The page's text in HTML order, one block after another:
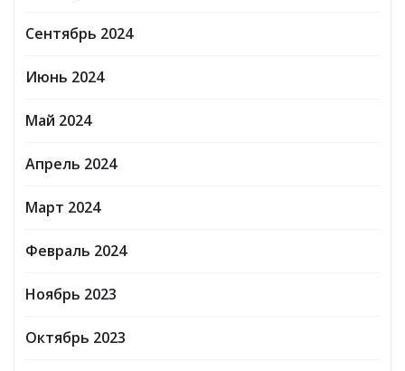
Сентябрь 2024
Июнь 2024
Май 2024
Апрель 2024
Март 2024
Февраль 2024
Ноябрь 2023
Октябрь 2023